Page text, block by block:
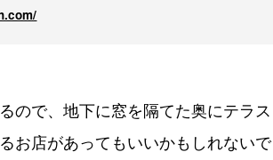
ので、地下に窓を隔てた奥にテラス
お店があってもいいかもしれないで